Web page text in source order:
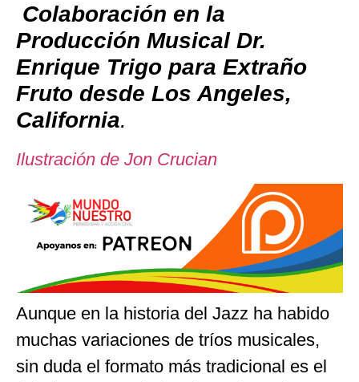
Colaboración en la
Producción Musical Dr.
Enrique Trigo para Extraño
Fruto desde Los Angeles,
California.
Ilustración de Jon Crucian
Aunque en la historia del Jazz ha habido
muchas variaciones de tríos musicales,
sin duda el formato más tradicional es el